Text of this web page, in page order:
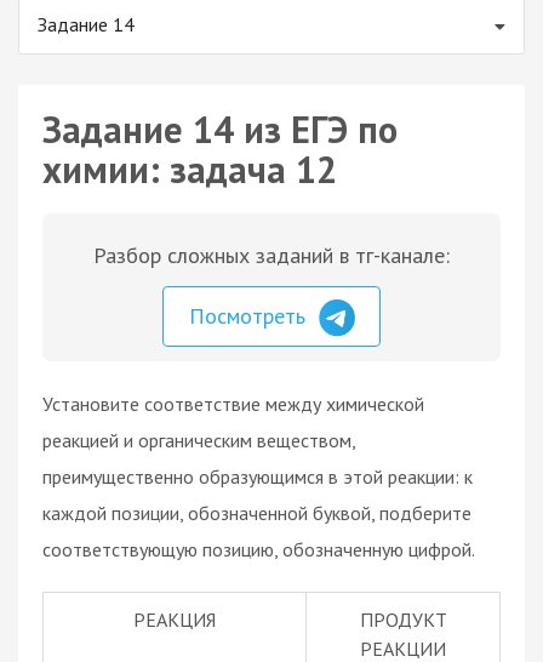
Задание 14
Задание 14 из ЕГЭ по
химии: задача 12
Разбор сложных заданий в тг-канале:
Посмотреть
Установите соответствие между химической
реакцией и органическим веществом,
преимущественно образующимся в этой реакции: к
каждой позиции, обозначенной буквой, подберите
соответствующую позицию, обозначенную цифрой.
РЕАКЦИЯ
ПРОДУКТ
РЕАКЦИИ